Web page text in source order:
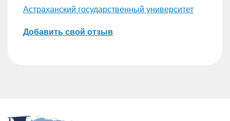
Астраханский государственный университет
Добавить свой отзыв